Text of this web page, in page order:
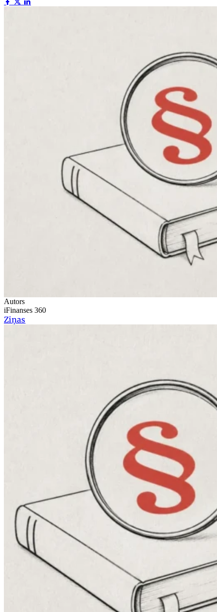
Autors
iFinanses 360
Ziņas